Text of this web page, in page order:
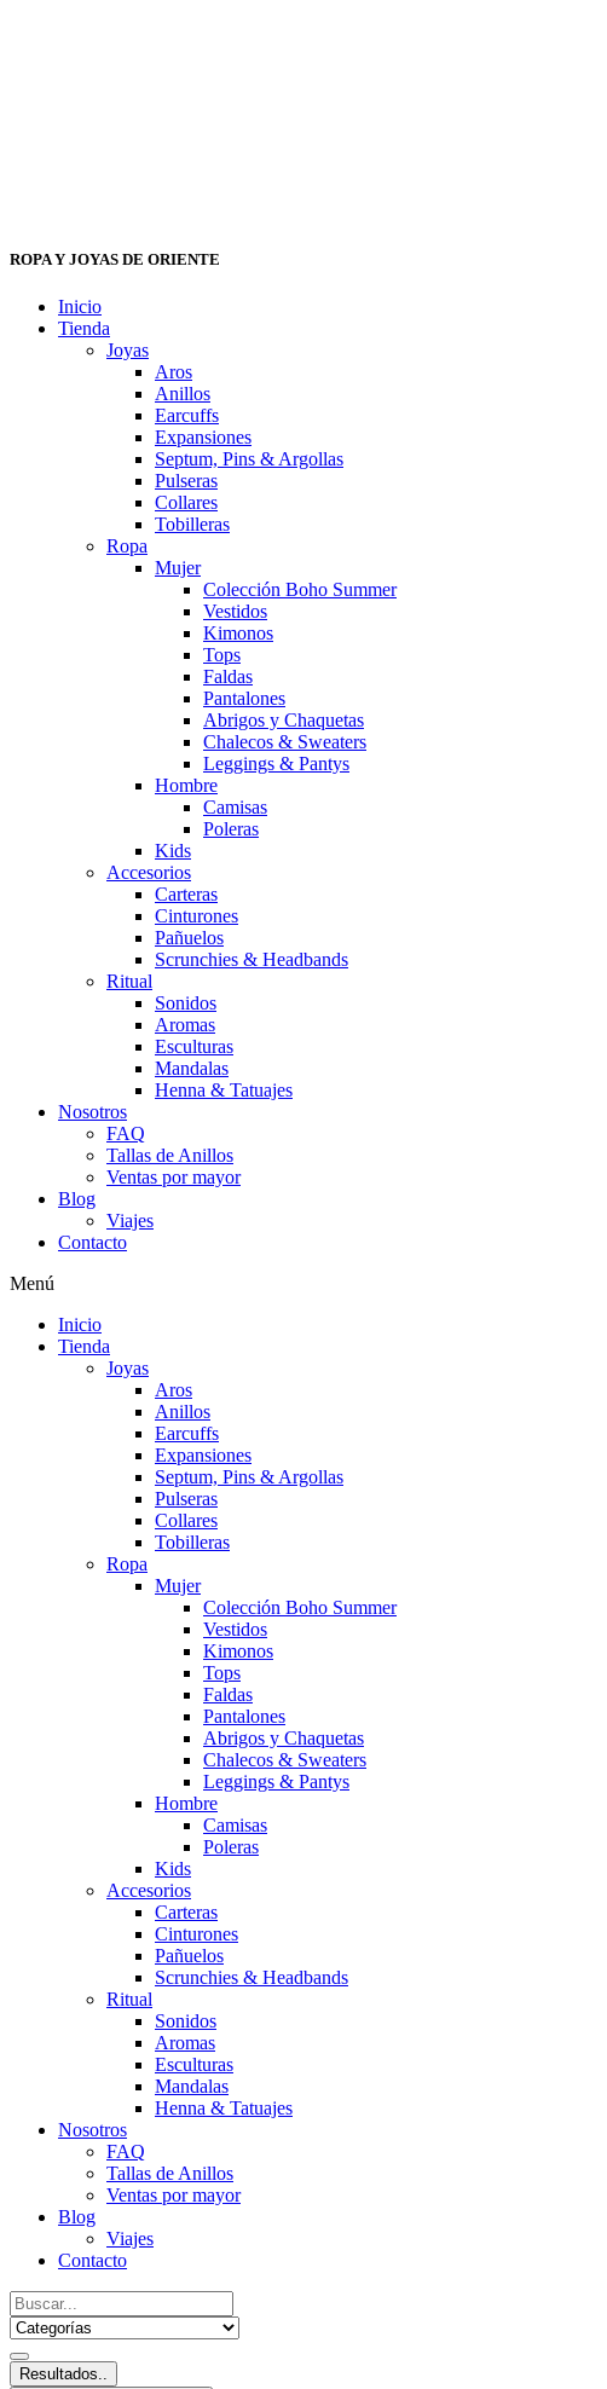
ROPA Y JOYAS DE ORIENTE
Inicio
Tienda
Joyas
Aros
Anillos
Earcuffs
Expansiones
Septum, Pins & Argollas
Pulseras
Collares
Tobilleras
Ropa
Mujer
Colección Boho Summer
Vestidos
Kimonos
Tops
Faldas
Pantalones
Abrigos y Chaquetas
Chalecos & Sweaters
Leggings & Pantys
Hombre
Camisas
Poleras
Kids
Accesorios
Carteras
Cinturones
Pañuelos
Scrunchies & Headbands
Ritual
Sonidos
Aromas
Esculturas
Mandalas
Henna & Tatuajes
Nosotros
FAQ
Tallas de Anillos
Ventas por mayor
Blog
Viajes
Contacto
Menú
Inicio
Tienda
Joyas
Aros
Anillos
Earcuffs
Expansiones
Septum, Pins & Argollas
Pulseras
Collares
Tobilleras
Ropa
Mujer
Colección Boho Summer
Vestidos
Kimonos
Tops
Faldas
Pantalones
Abrigos y Chaquetas
Chalecos & Sweaters
Leggings & Pantys
Hombre
Camisas
Poleras
Kids
Accesorios
Carteras
Cinturones
Pañuelos
Scrunchies & Headbands
Ritual
Sonidos
Aromas
Esculturas
Mandalas
Henna & Tatuajes
Nosotros
FAQ
Tallas de Anillos
Ventas por mayor
Blog
Viajes
Contacto
Resultados..